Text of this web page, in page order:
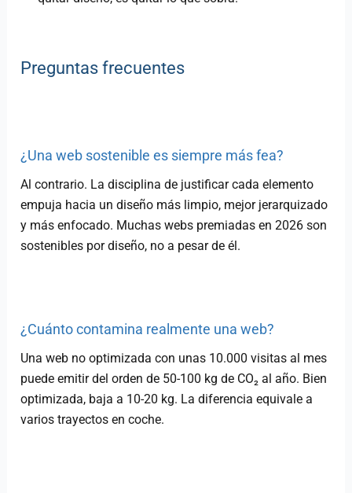
Preguntas frecuentes
¿Una web sostenible es siempre más fea?
Al contrario. La disciplina de justificar cada elemento
empuja hacia un diseño más limpio, mejor jerarquizado
y más enfocado. Muchas webs premiadas en 2026 son
sostenibles por diseño, no a pesar de él.
¿Cuánto contamina realmente una web?
Una web no optimizada con unas 10.000 visitas al mes
puede emitir del orden de 50-100 kg de CO₂ al año. Bien
optimizada, baja a 10-20 kg. La diferencia equivale a
varios trayectos en coche.